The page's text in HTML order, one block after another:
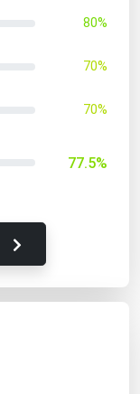
80%
70%
70%
77.5%